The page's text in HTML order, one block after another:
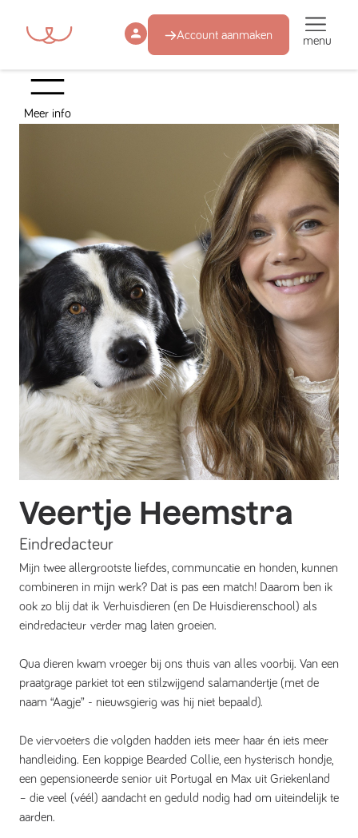
Account aanmaken menu
Meer info
Veertje Heemstra
Eindredacteur
Mijn twee allergrootste liefdes, communcatie en honden, kunnen
combineren in mijn werk? Dat is pas een match! Daarom ben ik
ook zo blij dat ik Verhuisdieren (en De Huisdierenschool) als
eindredacteur verder mag laten groeien.
Qua dieren kwam vroeger bij ons thuis van alles voorbij. Van een
praatgrage parkiet tot een stilzwijgend salamandertje (met de
naam “Aagje” - nieuwsgierig was hij niet bepaald).
De viervoeters die volgden hadden iets meer haar én iets meer
handleiding. Een koppige Bearded Collie, een hysterisch hondje,
een gepensioneerde senior uit Portugal en Max uit Griekenland
– die veel (véél) aandacht en geduld nodig had om uiteindelijk te
aarden.